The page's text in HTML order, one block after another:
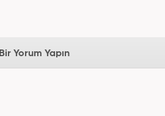
Bir Yorum Yapın